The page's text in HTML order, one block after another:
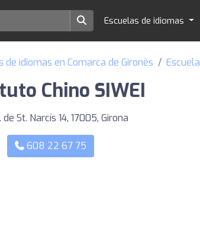
Escuelas de idiomas
de idiomas en Comarca de Gironès
Chino SIWEI
de St. Narcís 14, 17005, Girona
608 22 67 75